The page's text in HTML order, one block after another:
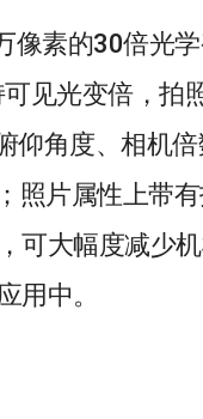
素的30倍光
见光变倍，拍
角度、相机
照片属性上带
可大幅度减少
用中。